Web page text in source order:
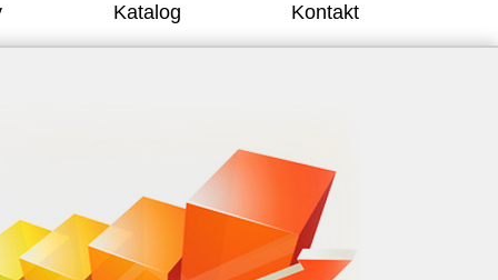
Katalog Kontakt